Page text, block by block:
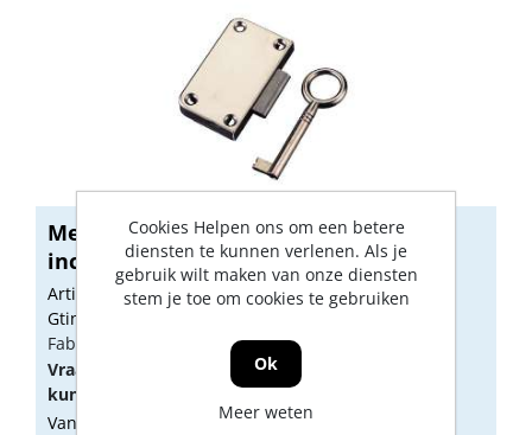
Meubelslot type 760 breedte 20mm
inclusi...
Artikelnummer: 1208032
Gtin: 4021677002032
Fabrikant artikel nummer: 0760-20008
Vraag een
aan oflog in
kunnen zien.
Vandaag besteld, morgen geleverd
Cookies Helpen ons om een betere
diensten te kunnen verlenen. Als je
gebruik wilt maken van onze diensten
stem je toe om cookies te gebruiken
Ok
Meer weten